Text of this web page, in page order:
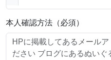
本人確認方法（必須）